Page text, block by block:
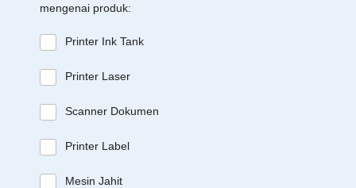
mengenai produk:
Printer Ink Tank
Printer Laser
Scanner Dokumen
Printer Label
Mesin Jahit